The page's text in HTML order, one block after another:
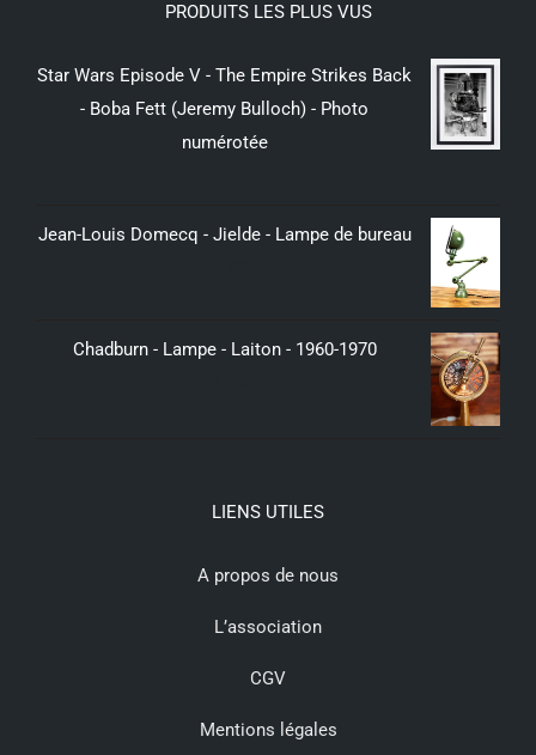
PRODUITS LES PLUS VUS
Star Wars Episode V - The Empire Strikes Back
- Boba Fett (Jeremy Bulloch) - Photo
numérotée
Jean-Louis Domecq - Jielde - Lampe de bureau
Chadburn - Lampe - Laiton - 1960-1970
LIENS UTILES
A propos de nous
L’association
CGV
Mentions légales